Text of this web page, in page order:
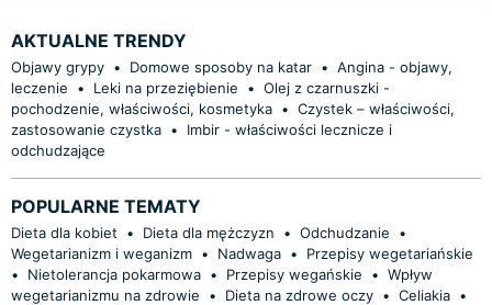
AKTUALNE TRENDY
Objawy grypy • Domowe sposoby na katar • Angina - objawy,
leczenie
• Leki na przeziębienie • Olej z czarnuszki -
pochodzenie, właściwości, kosmetyka • Czystek – właściwości,
zastosowanie czystka •
Imbir - właściwości lecznicze i
odchudzające
POPULARNE TEMATY
Dieta dla kobiet • Dieta dla mężczyzn • Odchudzanie
•
Wegetarianizm i weganizm • Nadwaga •
Przepisy wegetariańskie
•
Nietolerancja pokarmowa • Przepisy wegańskie • Wpływ
wegetarianizmu na zdrowie
• Dieta na zdrowe oczy • Celiakia •